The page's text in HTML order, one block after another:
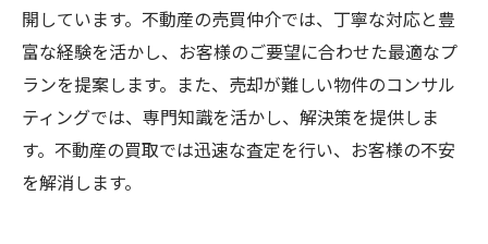
開しています。不動産の売買仲介では、丁寧な対応と豊
富な経験を活かし、お客様のご要望に合わせた最適なプ
ランを提案します。また、売却が難しい物件のコンサル
ティングでは、専門知識を活かし、解決策を提供しま
す。不動産の買取では迅速な査定を行い、お客様の不安
を解消します。